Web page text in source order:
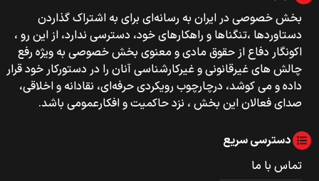
بخش خصوصی‌‌ در ایران به رسانه‌ای برای به اشتراک گذاردن
دستاوردها ،تنگناها و راهکارهای خود، دسترسی ندارد، از این رو ،
اکونگار دفاع از حقوق مادی و معنوی بخش خصوصی به ویژه رفع
چالش های غیرقانونی و غیرکارشناسی آنان را در دستورکار خود قرار
داده و می کوشد، درچارچوب رویکردی حرفه‌ای، نقادانه و اخلاقی،
صدای فعالان این بخش ، نزد حاکمیت و افکارعمومی باشد.
دسترسی سریع
تماس با ما